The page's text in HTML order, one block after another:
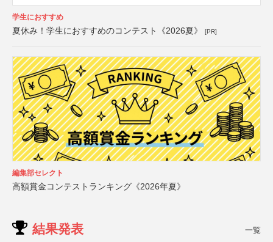
学生におすすめ
夏休み！学生におすすめのコンテスト《2026夏》 [PR]
編集部セレクト
高額賞金コンテストランキング《2026年夏》
結果発表 一覧